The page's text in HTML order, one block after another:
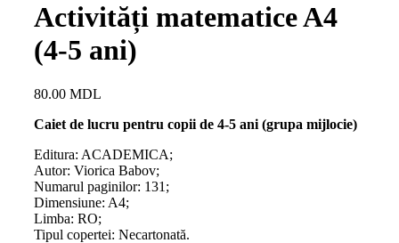
Activități matematice A4
(4-5 ani)
80.00 MDL
Caiet de lucru pentru copii de 4-5 ani (grupa mijlocie)
Editura: ACADEMICA;
Autor: Viorica Babov;
Numarul paginilor: 131;
Dimensiune: A4;
Limba: RO;
Tipul copertei: Necartonată.